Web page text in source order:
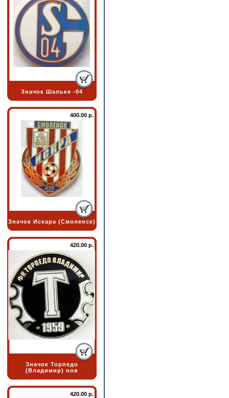
Значок Шальке -04
400.00 р.
Значок Искара (Смоленск)
420.00 р.
Значок Торпедо
(Владимир) нов
420.00 р.